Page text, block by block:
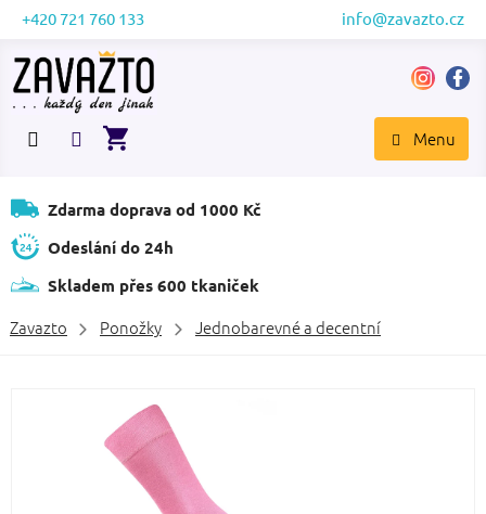
Přejít
obsah
+420 721 760 133 info@zavazto.cz
NÁKUPNÍ
Zdarma doprava od 1000 Kč
Odeslání do 24h
Skladem přes 600 tkaniček
Zavazto Ponožky Jednobarevné a decentní